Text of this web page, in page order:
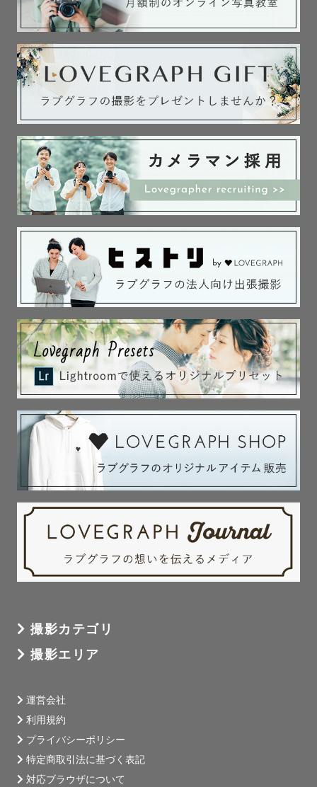
撮影カテゴリ
撮影エリア
運営会社
利用規約
プライバシーポリシー
特定商取引法に基づく表記
対応ブラウザについて